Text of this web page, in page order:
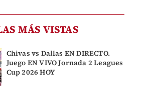
MÁS VISTAS
Chivas vs Dallas EN DIRECTO.
Juego EN VIVO Jornada 2 Leagues
Cup 2026 HOY